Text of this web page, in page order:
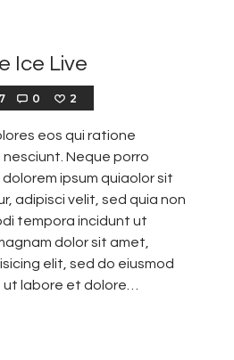
Ice Live
0 2
eos qui ratione
Neque porro
ipsum quiaolor sit
adipisci velit, sed quia non
tempora incidunt ut
dolor sit amet,
elit, sed do eiusmod
ut labore et dolore…